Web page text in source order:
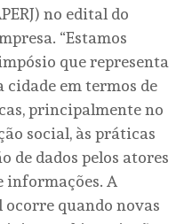
no edital do
“Estamos
que representa
em termos de
principalmente no
social, às práticas
de dados pelos atores
informações. A
quando novas